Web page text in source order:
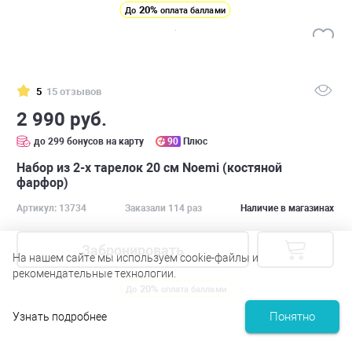
До 20% оплата баллами
5 15 отзывов
2 990 руб.
до 299 бонусов на карту 90 Плюс
Набор из 2-х тарелок 20 см Noemi (костяной
фарфор)
Артикул: 13734 Заказали 114 раз Наличие в магазинах
Забронировать
До 20% оплата баллами
На нашем сайте мы используем cookie-файлы и
рекомендательные технологии.
Узнать подробнее Понятно